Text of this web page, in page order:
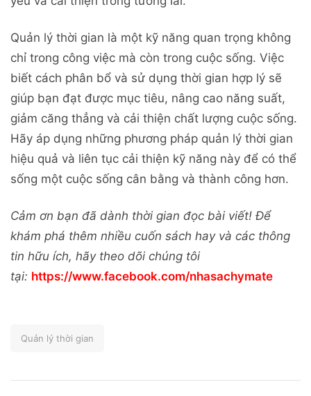
Quản lý thời gian là một kỹ năng quan trọng không
chỉ trong công việc mà còn trong cuộc sống. Việc
biết cách phân bổ và sử dụng thời gian hợp lý sẽ
giúp bạn đạt được mục tiêu, nâng cao năng suất,
giảm căng thẳng và cải thiện chất lượng cuộc sống.
Hãy áp dụng những phương pháp quản lý thời gian
hiệu quả và liên tục cải thiện kỹ năng này để có thể
sống một cuộc sống cân bằng và thành công hơn.
Cảm ơn bạn đã dành thời gian đọc bài viết! Để
khám phá thêm nhiều cuốn sách hay và các thông
tin hữu ích, hãy theo dõi chúng tôi
tại: https://www.facebook.com/nhasachymate
Quản lý thời gian